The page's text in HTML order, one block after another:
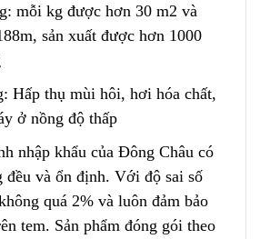
mỗi kg được hơn 30 m2 và
sản xuất được hơn 1000
Hấp thụ mùi hôi, hơi hóa chất,
ở nồng độ thấp
nhập khẩu của Đông Châu có
đều và ổn định. Với độ sai số
quá 2% và luôn đảm bảo
tem. Sản phẩm đóng gói theo